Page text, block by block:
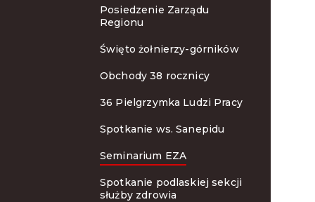
Posiedzenie Zarządu
Regionu
Święto żołnierzy-górników
Obchody 38 rocznicy
36 Pielgrzymka Ludzi Pracy
Spotkanie ws. Sanepidu
Seminarium EZA
Spotkanie podlaskiej sekcji
służby zdrowia